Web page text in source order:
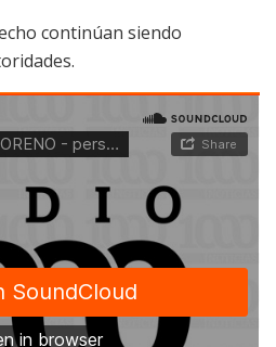
continúan siendo